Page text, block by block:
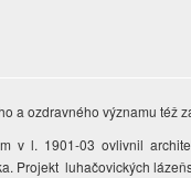
a ozdravného významu též
v l. 1901-03 ovlivnil
Projekt luhačovických